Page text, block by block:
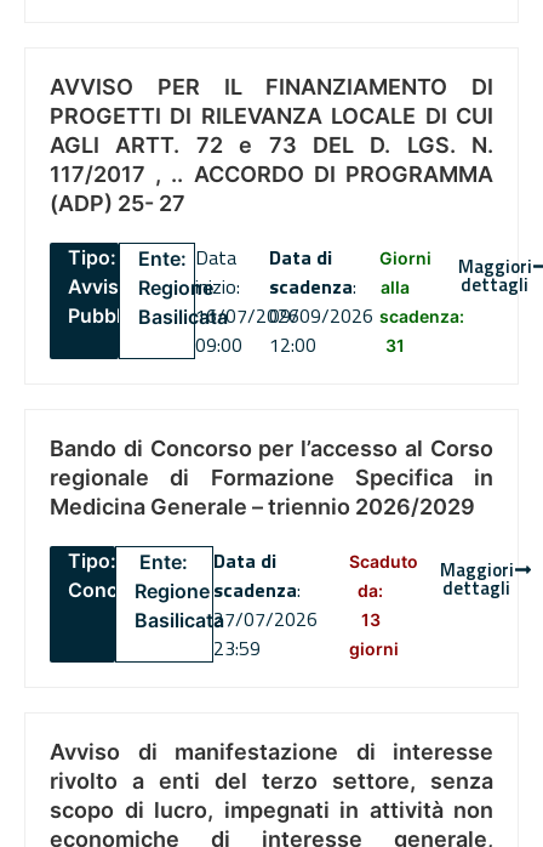
AVVISO PER IL FINANZIAMENTO DI
PROGETTI DI RILEVANZA LOCALE DI CUI
AGLI ARTT. 72 e 73 DEL D. LGS. N.
117/2017 , .. ACCORDO DI PROGRAMMA
(ADP) 25- 27
Tipo:
Avviso
Pubblico
Ente:
Regione
Basilicata
Data
inizio:
16/07/2026
09:00
Data di
scadenza:
09/09/2026
12:00
Giorni
alla
scadenza:
31
Maggiori
dettagli
Bando di Concorso per l’accesso al Corso
regionale di Formazione Specifica in
Medicina Generale – triennio 2026/2029
Tipo:
Concorsi
Ente:
Regione
Basilicata
Data di
scadenza:
27/07/2026
23:59
Scaduto
da:
13
giorni
Maggiori
dettagli
Avviso di manifestazione di interesse
rivolto a enti del terzo settore, senza
scopo di lucro, impegnati in attività non
economiche di interesse generale,